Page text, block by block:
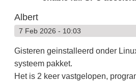
Albert
7 Feb 2026 - 10:03
Gisteren geinstalleerd onder
systeem pakket.
Het is 2 keer vastgelopen,